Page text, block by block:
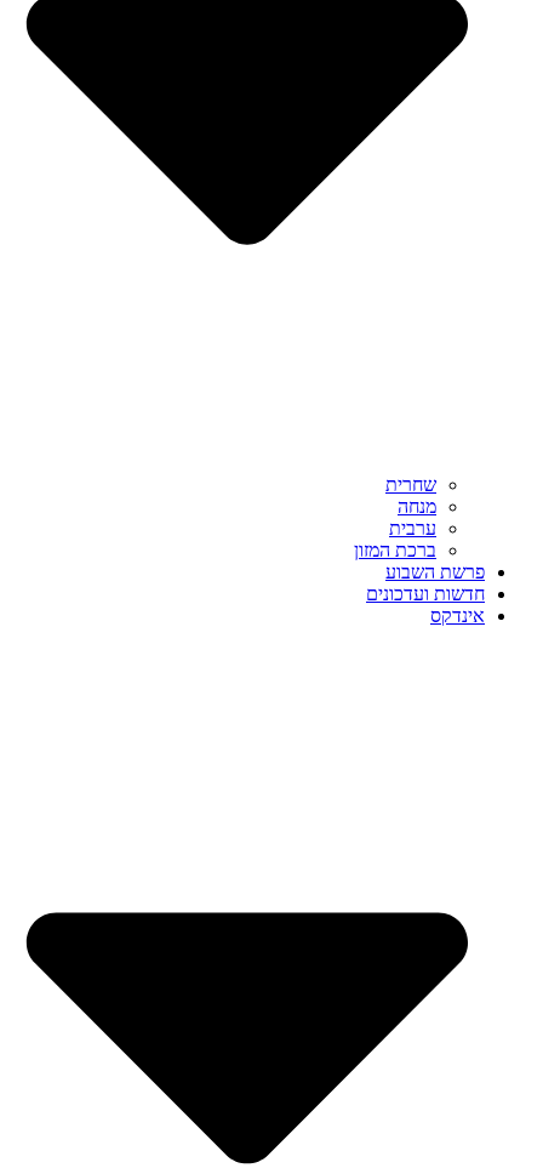
שחרית
מנחה
ערבית
ברכת המזון
פרשת השבוע
חדשות ועדכונים
אינדקס